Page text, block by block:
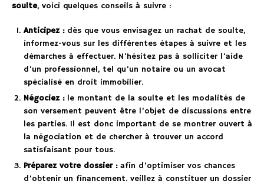
soulte, voici quelques conseils à suivre :
Anticipez :dès que vous envisagez un rachat de soulte,
informez-vous sur les différentes étapes à suivre et les
démarches à effectuer. N’hésitez pas à solliciter l’aide
d’un professionnel, tel qu’un notaire ou un avocat
spécialisé en droit immobilier.
Négociez :le montant de la soulte et les modalités de
son versement peuvent être l’objet de discussions entre
les parties. Il est donc important de se montrer ouvert à
la négociation et de chercher à trouver un accord
satisfaisant pour tous.
Préparez votre dossier :afin d’optimiser vos chances
d’obtenir un financement, veillez à constituer un dossier